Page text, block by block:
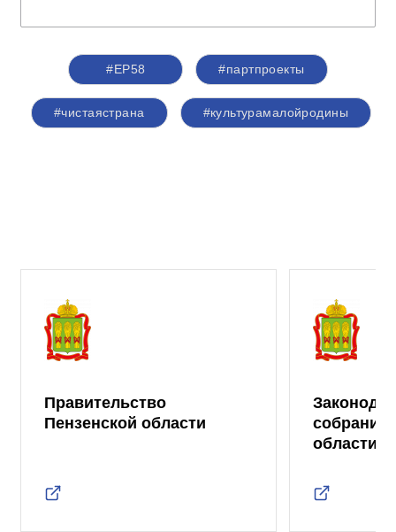
#ЕР58 #партпроекты
#чистаястрана #культурамалойродины
Правительство
Пензенской области
собрание
области